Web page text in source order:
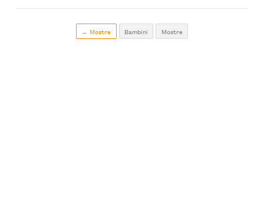
← Mostre Bambini Mostre